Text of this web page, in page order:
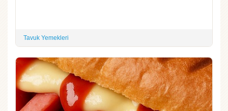
Tavuk Yemekleri